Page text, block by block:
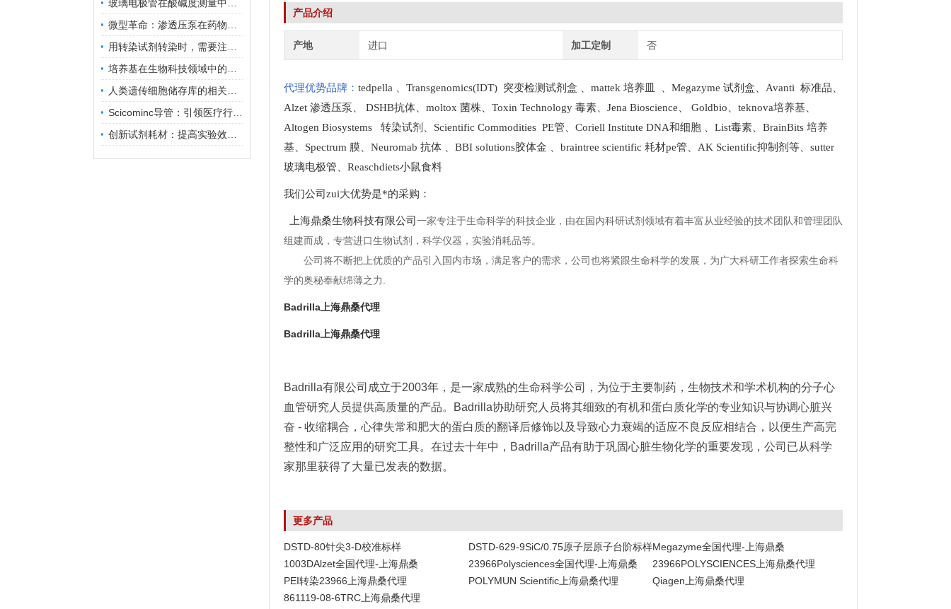
产品介绍
产地 进口 加工定制 否
代理优势品牌： tedpella Transgenomics(IDT) 突变检测试剂盒 mattek 培养皿 Megazyme 试剂盒 Avanti 标准品
Alzet 渗透压泵
DSHB抗体 moltox 菌株 Toxin Technology 毒素、 Jena Bioscience Goldbio teknova培养基
Altogen Biosystems 转染试剂
Scientific Commodities PE管 Coriell Institute DNA和细胞 List毒素、 BrainBits 培养
基
Spectrum 膜 Neuromab 抗体 BBI solutions胶体金 braintree scientific 耗材pe管 AK Scientific抑制剂等、 sutter
玻璃电极管
Reaschdiets小鼠食料
我们公司zui大优势是*的采购 ：
上海鼎桑生物科技有限公司 一家专注于生命科学的科技企业，由在国内科研试剂领域有着丰富从业经验的技术团队和管理团队
组建而成，专营进口生物试剂，科学仪器，实验消耗品等。
公司将不断把上优质的产品引入国内市场，满足客户的需求，公司也将紧跟生命科学的发展，为广大科研工作者探索生命科
学的奥秘奉献绵薄之力.
Badrilla上海鼎桑代理
Badrilla上海鼎桑代理
Badrilla有限公司成立于2003年，是一家成熟的生命科学公司，为位于主要制药，生物技术和学术机构的分子心
血管研究人员提供高质量的产品。Badrilla协助研究人员将其细致的有机和蛋白质化学的专业知识与协调心脏兴
奋 - 收缩耦合，心律失常和肥大的蛋白质的翻译后修饰以及导致心力衰竭的适应不良反应相结合，以便生产高完
整性和广泛应用的研究工具。在过去十年中，Badrilla产品有助于巩固心脏生物化学的重要发现，公司已从科学
家那里获得了大量已发表的数据。
更多产品
DSTD-80针尖3-D校准标样 DSTD-629-9SiC/0.75原子层原子台阶标样Megazyme全国代理-上海鼎桑
1003DAlzet全国代理-上海鼎桑
23966Polysciences全国代理-上海鼎桑
23966POLYSCIENCES上海鼎桑代理
PEI转染23966上海鼎桑代理
POLYMUN Scientific上海鼎桑代理
Qiagen上海鼎桑代理
861119-08-6TRC上海鼎桑代理